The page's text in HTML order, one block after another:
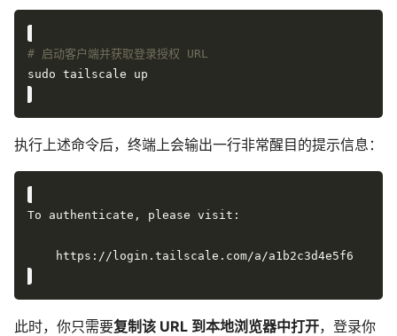
# 启动客户端并获取登录授权 URL
执行上述命令后，终端上会输出一行非常醒目的提示信息：
此时，你只需要复制该 URL 到本地浏览器中打开，登录你